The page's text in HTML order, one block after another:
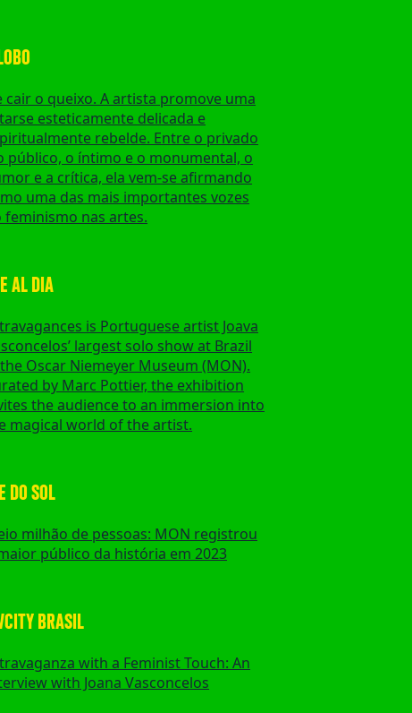
cair o queixo. A artista promove uma
esteticamente delicada e
rebelde. Entre o privado
público, o íntimo e o monumental, o
e a crítica, ela vem-se afirmando
uma das mais importantes vozes
feminismo nas artes.
AL DIA
is Portuguese artist Joava
largest solo show at Brazil
Oscar Niemeyer Museum (MON).
by Marc Pottier, the exhibition
the audience to an immersion into
magical world of the artist.
DO SOL
milhão de pessoas: MON registrou
público da história em 2023
BRASIL
with a Feminist Touch: An
with Joana Vasconcelos